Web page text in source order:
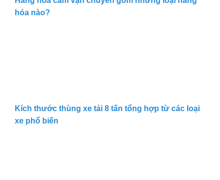
hóa nào?
Kích thước thùng xe tải 8 tấn tổng hợp từ các loại
xe phổ biến